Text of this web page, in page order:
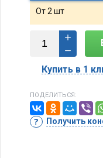
От 2 шт
Купить в 1
ПОДЕЛИТЬСЯ:
Получить